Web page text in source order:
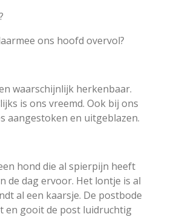
ons hoofd overvol?
waarschijnlijk herkenbaar.
is ons vreemd. Ook bij ons
aangestoken en uitgeblazen.
hond die al spierpijn heeft
de dag ervoor. Het lontje is al
al een kaarsje. De postbode
en gooit de post luidruchtig